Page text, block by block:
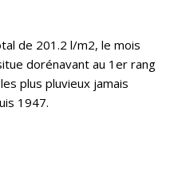
de 201.2 l/m2, le mois
dorénavant au 1er rang
plus pluvieux jamais
1947.